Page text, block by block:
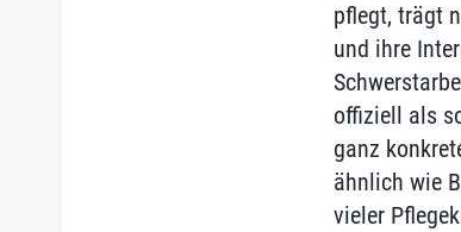
pflegt, trägt
und ihre
offiziell als
ganz
ähnlich wie
vieler